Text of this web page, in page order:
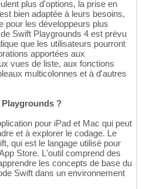
plus d'options, la prise en
bien adaptée à leurs besoins,
pour les développeurs plus
Swift Playgrounds 4 est prévu
que les utilisateurs pourront
apportées aux
vues de liste, aux fonctions
multicolonnes et à d'autres
?
pour iPad et Mac qui peut
et à explorer le codage. Le
qui est le langage utilisé pour
Store. L'outil comprend des
les concepts de base du
Swift dans un environnement